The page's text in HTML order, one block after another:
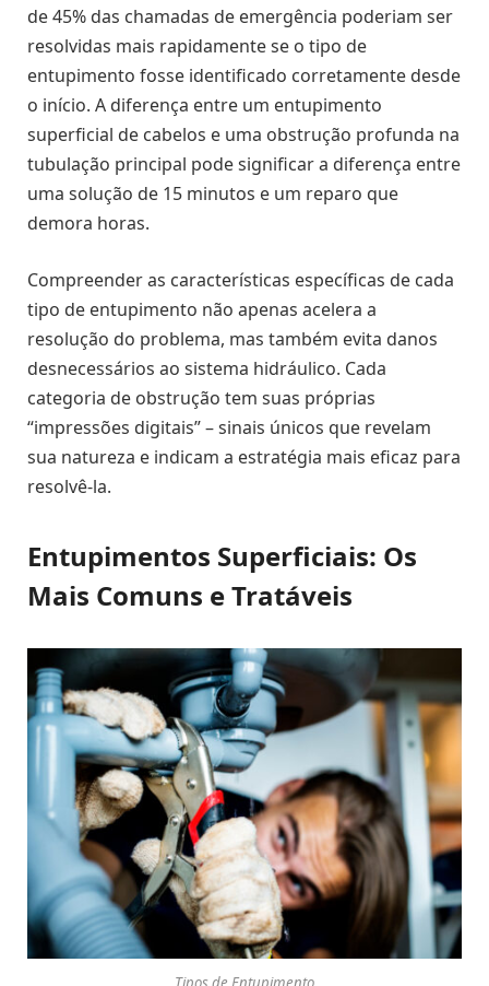
de 45% das chamadas de emergência poderiam ser
resolvidas mais rapidamente se o tipo de
entupimento fosse identificado corretamente desde
o início. A diferença entre um entupimento
superficial de cabelos e uma obstrução profunda na
tubulação principal pode significar a diferença entre
uma solução de 15 minutos e um reparo que
demora horas.
Compreender as características específicas de cada
tipo de entupimento não apenas acelera a
resolução do problema, mas também evita danos
desnecessários ao sistema hidráulico. Cada
categoria de obstrução tem suas próprias
“impressões digitais” – sinais únicos que revelam
sua natureza e indicam a estratégia mais eficaz para
resolvê-la.
Entupimentos Superficiais: Os
Mais Comuns e Tratáveis